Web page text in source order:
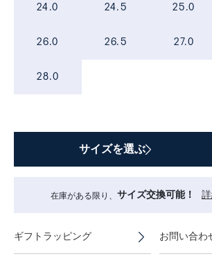
24.0 24.5 25.0
26.0 26.5 27.0
28.0
サイズを選ぶ
在庫がある限り、 サイズ交換可能！
ギフトラッピング お問い合わ